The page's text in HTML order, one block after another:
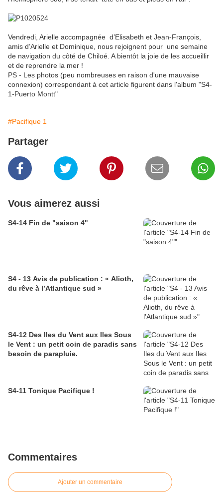
Vendredi, Arielle accompagnée d’Elisabeth et Jean-François,
amis d’Arielle et Dominique, nous rejoignent pour une semaine
de navigation du côté de Chiloé. A bientôt la joie de les accueillir
et de reprendre la mer !
PS - Les photos (peu nombreuses en raison d'une mauvaise
connexion) correspondant à cet article figurent dans l'album "S4-
1-Puerto Montt"
#Pacifique 1
Partager
Vous aimerez aussi
S4-14 Fin de "saison 4"
S4 - 13 Avis de publication : « Alioth,
du rêve à l’Atlantique sud »
S4-12 Des Iles du Vent aux Iles Sous
le Vent : un petit coin de paradis sans
besoin de parapluie.
S4-11 Tonique Pacifique !
Commentaires
Ajouter un commentaire